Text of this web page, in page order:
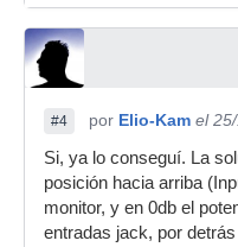
#4 por Elio-Kam el
Si, ya lo conseguí. La
posición hacia arriba
monitor, y en 0db el
entradas jack, por